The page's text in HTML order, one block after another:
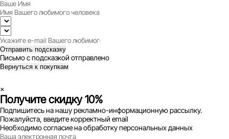
Отправить подсказку
Письмо с подсказкой отправлено
Вернуться к покупкам
×
Получите скидку 10%
Подпишитесь на нашу рекламно-информационную рассылку.
Пожалуйста, введите корректный email
Необходимо согласие на обработку персональных данных